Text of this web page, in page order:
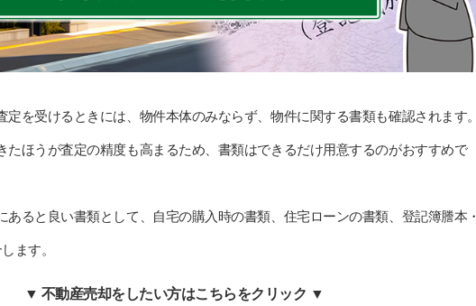
定を受けるときには、物件本体のみならず、物件に関する書類も確認されます。
たほうが査定の精度も高まるため、書類はできるだけ用意するのがおすすめで
あると良い書類として、自宅の購入時の書類、住宅ローンの書類、登記簿謄本・
ます。
▼ 不動産売却をしたい方はこちらをクリック ▼